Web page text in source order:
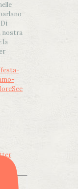
nostra
la
See